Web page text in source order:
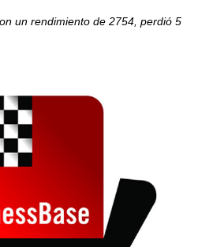
un rendimiento de 2754, perdió 5